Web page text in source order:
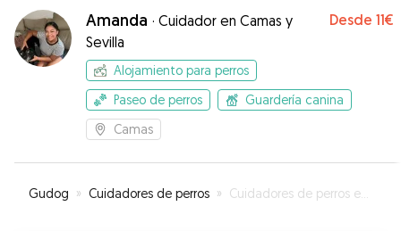
Gracias a Rocío por su trato tan amable.”
Amanda · Cuidador en Camas y
Sevilla
Desde 11€
Alojamiento para perros
Paseo de perros
Guardería canina
Camas
Gudog » Cuidadores de perros » Cuidadores de perros en Camas